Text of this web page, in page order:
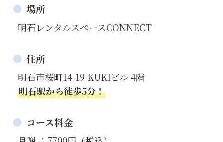
場所
明石レンタルスペースCONNECT
住所
明石市桜町14-19 KUKIビル 4階
明石駅から徒歩5分！
コース料金